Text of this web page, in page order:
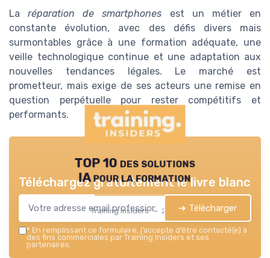
Laréparation de smartphones est un métier en
constante évolution, avec des défis divers mais
surmontables grâce à une formation adéquate, une
veille technologique continue et une adaptation aux
nouvelles tendances légales. Le marché est
prometteur, mais exige de ses acteurs une remise en
question perpétuelle pour rester compétitifs et
performants.
TOP 10 des solutions
IA pour la formation
Training Insiders — 2026
Téléchargez gratuitement le livre blanc
➔ Télécharger
* En remplissant ce formulaire, j’accepte d’être contacté(e) à
des fins commerciales par Training Insiders et ses
partenaires.